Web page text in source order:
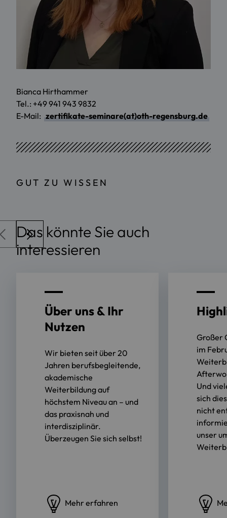
Bianca Hirthammer
Tel.: +49 941 943 9832
E-Mail: zertifikate-seminare(at)oth-regensburg.de
GUT ZU WISSEN
Das könnte Sie auch
interessieren
Über uns & Ihr
Nutzen
Wir bieten seit über 20
Jahren berufsbegleitende,
akademische
Weiterbildung auf
höchstem Niveau an – und
das praxisnah und
interdisziplinär.
Überzeugen Sie sich selbst!
Mehr erfahren
Großer
im
Und
sich
nicht
unser